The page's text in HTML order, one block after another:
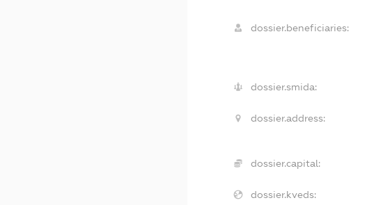
dossier.beneficiaries:
dossier.smida:
dossier.address:
dossier.capital:
dossier.kveds: